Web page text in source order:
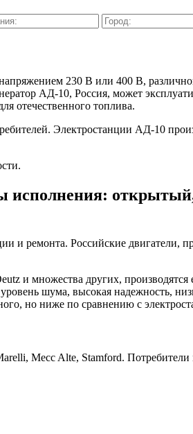
230 В или 400 В,
АД-10, Россия, может
отечественного топлива.
Электростанции АД-10
и ремонта. Российские
и множества других,
шума, высокая надежность,
но ниже по сравнению с
Mecc Alte, Stamford.